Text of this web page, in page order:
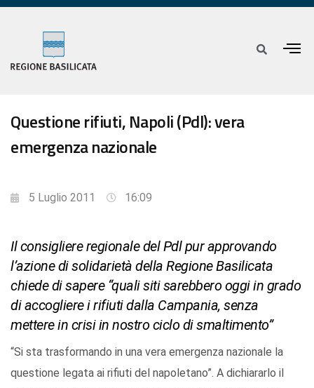
Questione rifiuti, Napoli (Pdl): vera
emergenza nazionale
5 Luglio 2011 16:09
Il consigliere regionale del Pdl pur approvando
l’azione di solidarietà della Regione Basilicata
chiede di sapere “quali siti sarebbero oggi in grado
di accogliere i rifiuti dalla Campania, senza
mettere in crisi in nostro ciclo di smaltimento”
“Si sta trasformando in una vera emergenza nazionale la
questione legata ai rifiuti del napoletano”. A dichiararlo il